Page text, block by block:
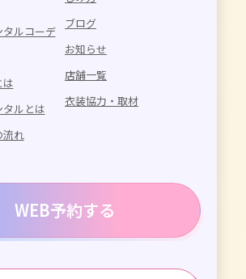
ルコーデ
は
ルとは
流れ
ブログ
お知らせ
店舗一覧
衣装協力・取材
WEB予約する